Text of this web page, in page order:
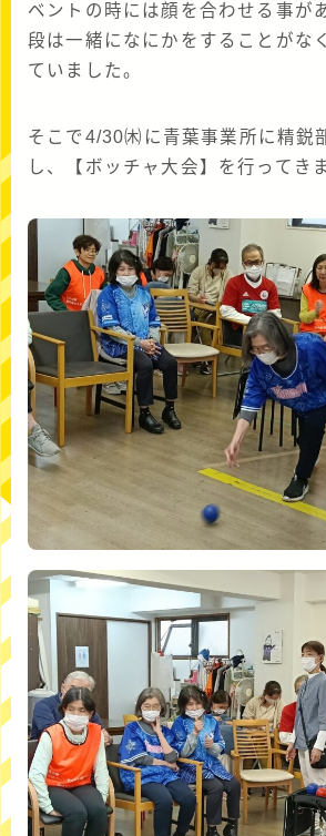
ベントの時には顔を合わせる事が
段は一緒になにかをすることがな
ていました。
そこで4/30㈭に青葉事業所に精鋭
し、【ボッチャ大会】を行ってき